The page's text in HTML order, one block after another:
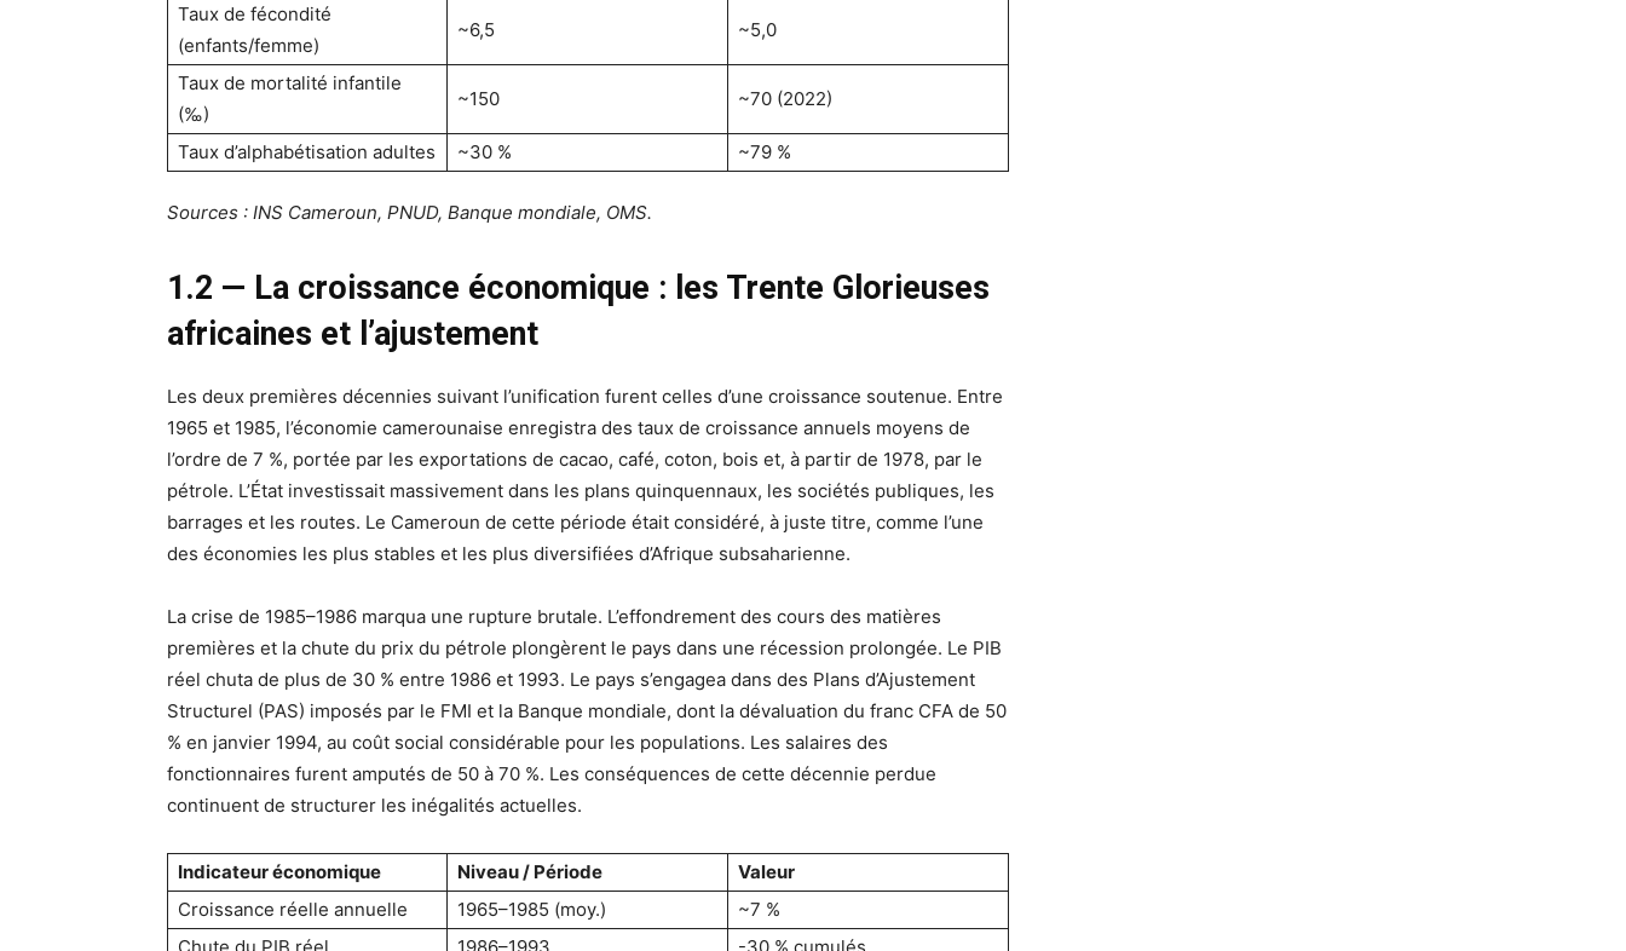
Taux de fécondité
(enfants/femme)
~6,5 ~5,0
Taux de mortalité infantile
(‰)
~150 ~70 (2022)
Taux d’alphabétisation adultes ~30 % ~79 %
Sources : INS Cameroun, PNUD, Banque mondiale, OMS.
1.2 — La croissance économique : les Trente Glorieuses
africaines et l’ajustement
Les deux premières décennies suivant l’unification furent celles d’une croissance soutenue. Entre
1965 et 1985, l’économie camerounaise enregistra des taux de croissance annuels moyens de
l’ordre de 7 %, portée par les exportations de cacao, café, coton, bois et, à partir de 1978, par le
pétrole. L’État investissait massivement dans les plans quinquennaux, les sociétés publiques, les
barrages et les routes. Le Cameroun de cette période était considéré, à juste titre, comme l’une
des économies les plus stables et les plus diversifiées d’Afrique subsaharienne.
La crise de 1985–1986 marqua une rupture brutale. L’effondrement des cours des matières
premières et la chute du prix du pétrole plongèrent le pays dans une récession prolongée. Le PIB
réel chuta de plus de 30 % entre 1986 et 1993. Le pays s’engagea dans des Plans d’Ajustement
Structurel (PAS) imposés par le FMI et la Banque mondiale, dont la dévaluation du franc CFA de 50
% en janvier 1994, au coût social considérable pour les populations. Les salaires des
fonctionnaires furent amputés de 50 à 70 %. Les conséquences de cette décennie perdue
continuent de structurer les inégalités actuelles.
Indicateur économique Niveau / Période
Valeur
Croissance réelle annuelle
1965–1985 (moy.)
~7 %